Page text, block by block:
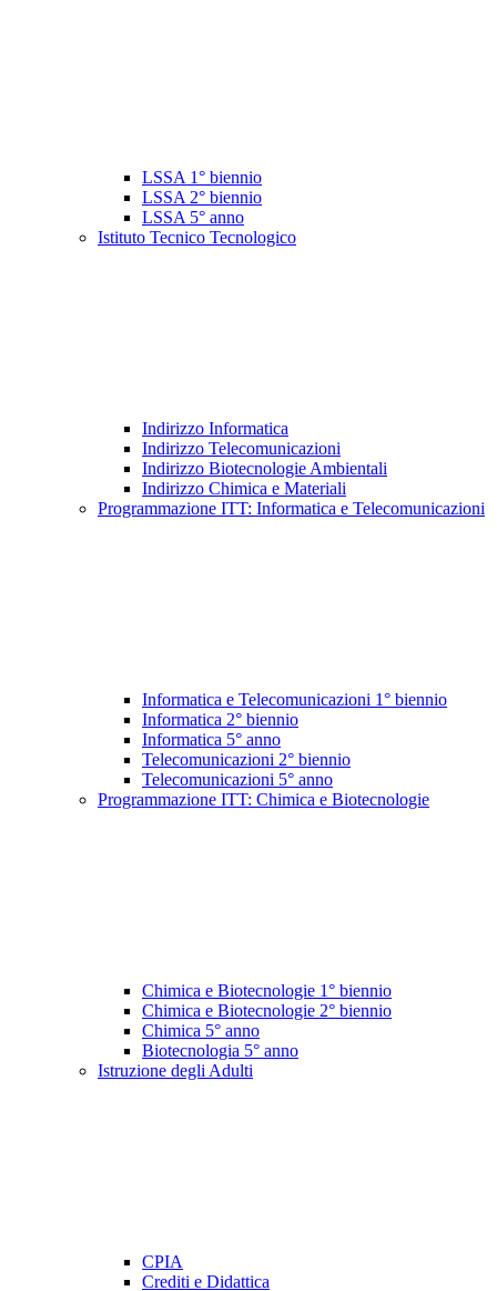
LSSA 1° biennio
LSSA 2° biennio
LSSA 5° anno
Istituto Tecnico Tecnologico
Indirizzo Informatica
Indirizzo Telecomunicazioni
Indirizzo Biotecnologie Ambientali
Indirizzo Chimica e Materiali
Programmazione ITT: Informatica e Telecomunicazioni
Informatica e Telecomunicazioni 1° biennio
Informatica 2° biennio
Informatica 5° anno
Telecomunicazioni 2° biennio
Telecomunicazioni 5° anno
Programmazione ITT: Chimica e Biotecnologie
Chimica e Biotecnologie 1° biennio
Chimica e Biotecnologie 2° biennio
Chimica 5° anno
Biotecnologia 5° anno
Istruzione degli Adulti
CPIA
Crediti e Didattica